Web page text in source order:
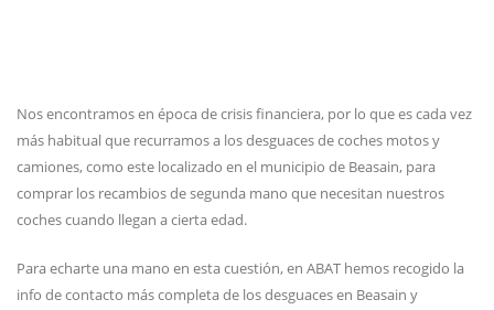
Nos encontramos en época de crisis financiera, por lo que es cada vez
más habitual que recurramos a los desguaces de coches motos y
camiones, como este localizado en el municipio de Beasain, para
comprar los recambios de segunda mano que necesitan nuestros
coches cuando llegan a cierta edad.
Para echarte una mano en esta cuestión, en ABAT hemos recogido la
info de contacto más completa de los desguaces en Beasain y